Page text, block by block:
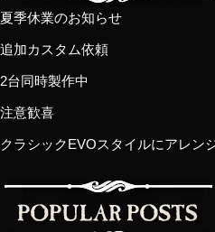
夏季休業のお知らせ
追加カスタム依頼
2台同時製作中
注意歓喜
クラシックEVOスタイルにアレン